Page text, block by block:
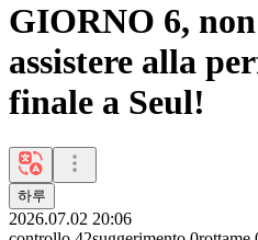
GIORNO 6,
assistere alla
finale a Seul!
하루
2026.07.02 20:06